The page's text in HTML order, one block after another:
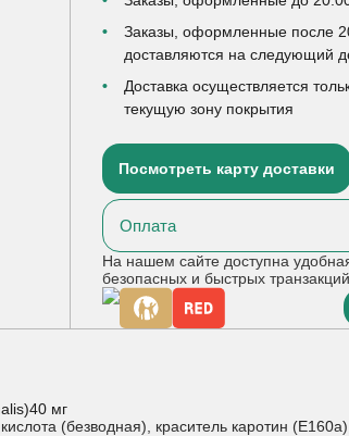
Заказы, оформленные после
доставляются на следующий
Доставка осуществляется
текущую зону покрытия
Посмотреть карту доставки
Оплата
На нашем сайте доступна
безопасных и быстрых транзакций
мг
(безводная), краситель каротин